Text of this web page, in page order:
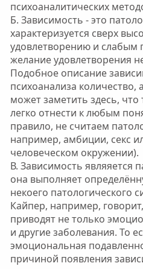
психоаналитических
Б. Зависимость - это
характеризуется сверх
удовлетворению и слабым
желание удовлетворения
Подобное описание
психоанализа количество,
может заметить здесь,
легко отнести к любым
правило, не считаем
например, амбиции, секс
человеческом окружении).
В. Зaвисимость являяется
она выполняет
некоего патологического
Кайпер, например,
приводят не только
и другие заболевания. То
эмоциональная
причиной появления